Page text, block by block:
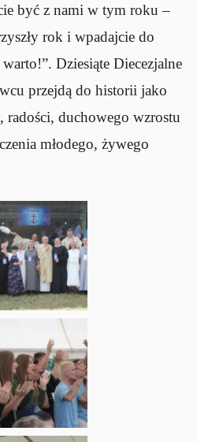
być z nami w tym roku –
rok i wpadajcie do
Dziesiąte Diecezjalne
przejdą do historii jako
duchowego wzrostu
młodego, żywego